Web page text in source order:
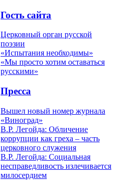
Гость сайта
Церковный орган русской
поэзии
«Испытания необходимы»
«Мы просто хотим оставаться
русскими»
Пресса
Вышел новый номер журнала
«Виноград»
В.Р. Легойда: Обличение
коррупции как греха – часть
церковного служения
В.Р. Легойда: Социальная
несправедливость излечивается
милосердием